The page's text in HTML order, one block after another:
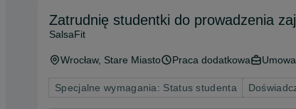
Zatrudnię studentki do prowadzenia
SalsaFit
Wrocław, Stare Miasto Praca dodatkowa
Specjalne wymagania: Status studenta